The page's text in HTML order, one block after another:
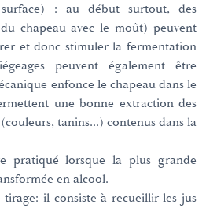
: au début surtout, des
chapeau avec le moût) peuvent
et donc stimuler la fermentation
peuvent également être
enfonce le chapeau dans le
une bonne extraction des
tanins...) contenus dans la
pratiqué lorsque la plus grande
en alcool.
il consiste à recueillir les jus